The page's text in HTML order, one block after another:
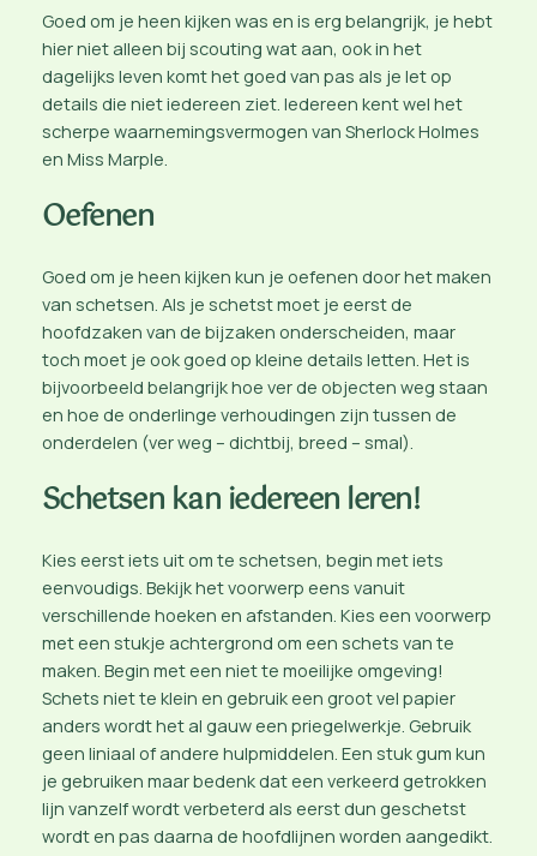
Goed om je heen kijken was en is erg belangrijk, je hebt
hier niet alleen bij scouting wat aan, ook in het
dagelijks leven komt het goed van pas als je let op
details die niet iedereen ziet. Iedereen kent wel het
scherpe waarnemingsvermogen van Sherlock Holmes
en Miss Marple.
Oefenen
Goed om je heen kijken kun je oefenen door het maken
van schetsen. Als je schetst moet je eerst de
hoofdzaken van de bijzaken onderscheiden, maar
toch moet je ook goed op kleine details letten. Het is
bijvoorbeeld belangrijk hoe ver de objecten weg staan
en hoe de onderlinge verhoudingen zijn tussen de
onderdelen (ver weg – dichtbij, breed – smal).
Schetsen kan iedereen leren!
Kies eerst iets uit om te schetsen, begin met iets
eenvoudigs. Bekijk het voorwerp eens vanuit
verschillende hoeken en afstanden. Kies een voorwerp
met een stukje achtergrond om een schets van te
maken. Begin met een niet te moeilijke omgeving!
Schets niet te klein en gebruik een groot vel papier
anders wordt het al gauw een priegelwerkje. Gebruik
geen liniaal of andere hulpmiddelen. Een stuk gum kun
je gebruiken maar bedenk dat een verkeerd getrokken
lijn vanzelf wordt verbeterd als eerst dun geschetst
wordt en pas daarna de hoofdlijnen worden aangedikt.